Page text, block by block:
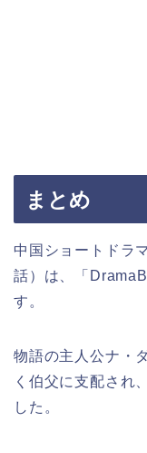
まとめ
中国ショートドラ
話）は、「
す。
物語の主人公ナ・
く伯父に支配され
した。